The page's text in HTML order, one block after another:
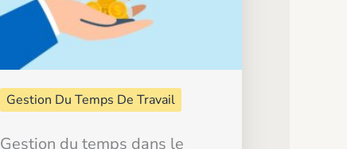
Gestion Du Temps De Travail
Gestion du temps dans le